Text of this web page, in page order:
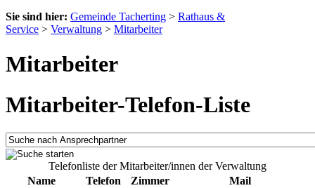
Sie sind hier: Gemeinde Tacherting > Rathaus &
Service > Verwaltung > Mitarbeiter
Mitarbeiter
Mitarbeiter-Telefon-Liste
Telefonliste der Mitarbeiter/innen der Verwaltung
Name
Telefon Zimmer
Mail